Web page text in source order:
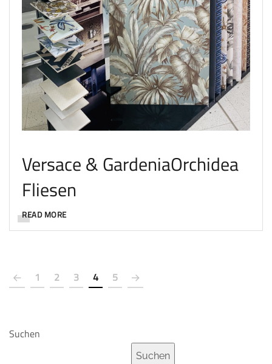
Versace & GardeniaOrchidea
Fliesen
READ MORE
1 2 3 4 5
Suchen
Suchen